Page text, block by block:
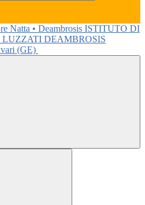
ISTITUTO DI
LUZZATI DEAMBROSIS
(GE)